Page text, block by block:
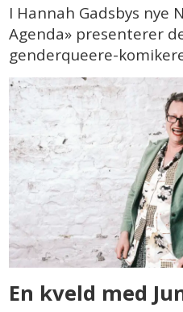
I Hannah Gadsbys nye
Agenda» presenterer
genderqueere-
En kveld med